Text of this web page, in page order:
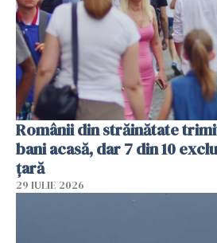
Românii din străinătate
bani acasă, dar 7 din 10
țară
29 IULIE 2026